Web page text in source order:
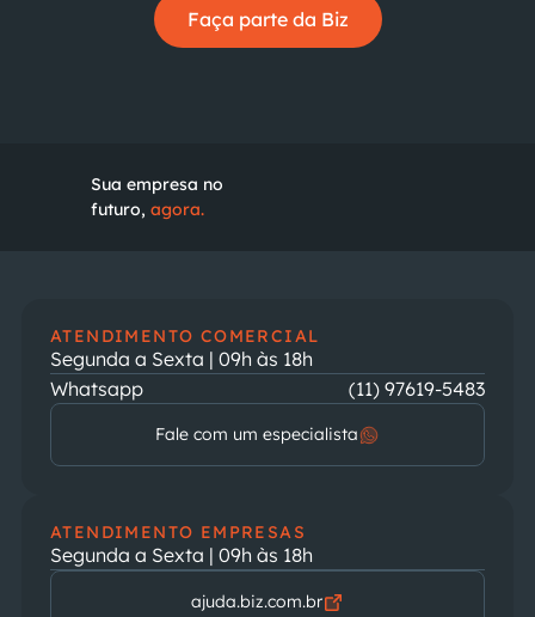
Faça parte da Biz
Sua empresa no
futuro, agora.
ATENDIMENTO COMERCIAL
Segunda a Sexta | 09h às 18h
Whatsapp
(11) 97619-5483
Fale com um especialista
ATENDIMENTO EMPRESAS
Segunda a Sexta | 09h às 18h
ajuda.biz.com.br